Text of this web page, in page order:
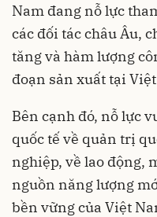
Nam đang nỗ lực
các đối tác châu Âu,
tăng và hàm lượng
đoạn sản xuất tại
Bên cạnh đó, nỗ lực
quốc tế về quản trị
nghiệp, về lao động,
nguồn năng lượng
bền vững của Việt